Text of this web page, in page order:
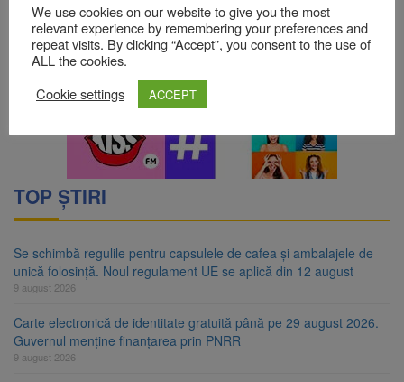
TOP ȘTIRI
Se schimbă regulile pentru capsulele de cafea și ambalajele de
unică folosință. Noul regulament UE se aplică din 12 august
9 august 2026
Carte electronică de identitate gratuită până pe 29 august 2026.
Guvernul menține finanțarea prin PNRR
9 august 2026
We use cookies on our website to give you the most
relevant experience by remembering your preferences and
repeat visits. By clicking “Accept”, you consent to the use of
ALL the cookies.
Cookie settings
ACCEPT